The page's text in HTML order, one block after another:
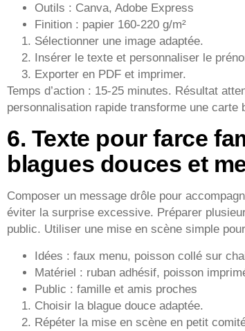
Outils : Canva, Adobe Express
Finition : papier 160-220 g/m²
Sélectionner une image adaptée.
Insérer le texte et personnaliser le
Exporter en PDF et imprimer.
Temps d’action : 15-25 minutes. Résultat
personnalisation rapide transforme une carte
6. Texte pour farce
blagues douces et
Composer un message drôle pour
éviter la surprise excessive. Préparer
public. Utiliser une mise en scène simple
Idées : faux menu, poisson collé sur
Matériel : ruban adhésif, poisson
Public : famille et amis proches
Choisir la blague douce adaptée.
Répéter la mise en scène en petit